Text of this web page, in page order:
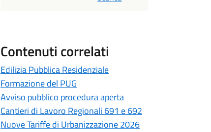
Contenuti correlati
Edilizia Pubblica Residenziale
Formazione del PUG
Avviso pubblico procedura aperta
Cantieri di Lavoro Regionali 691 e 692
Nuove Tariffe di Urbanizzazione 2026